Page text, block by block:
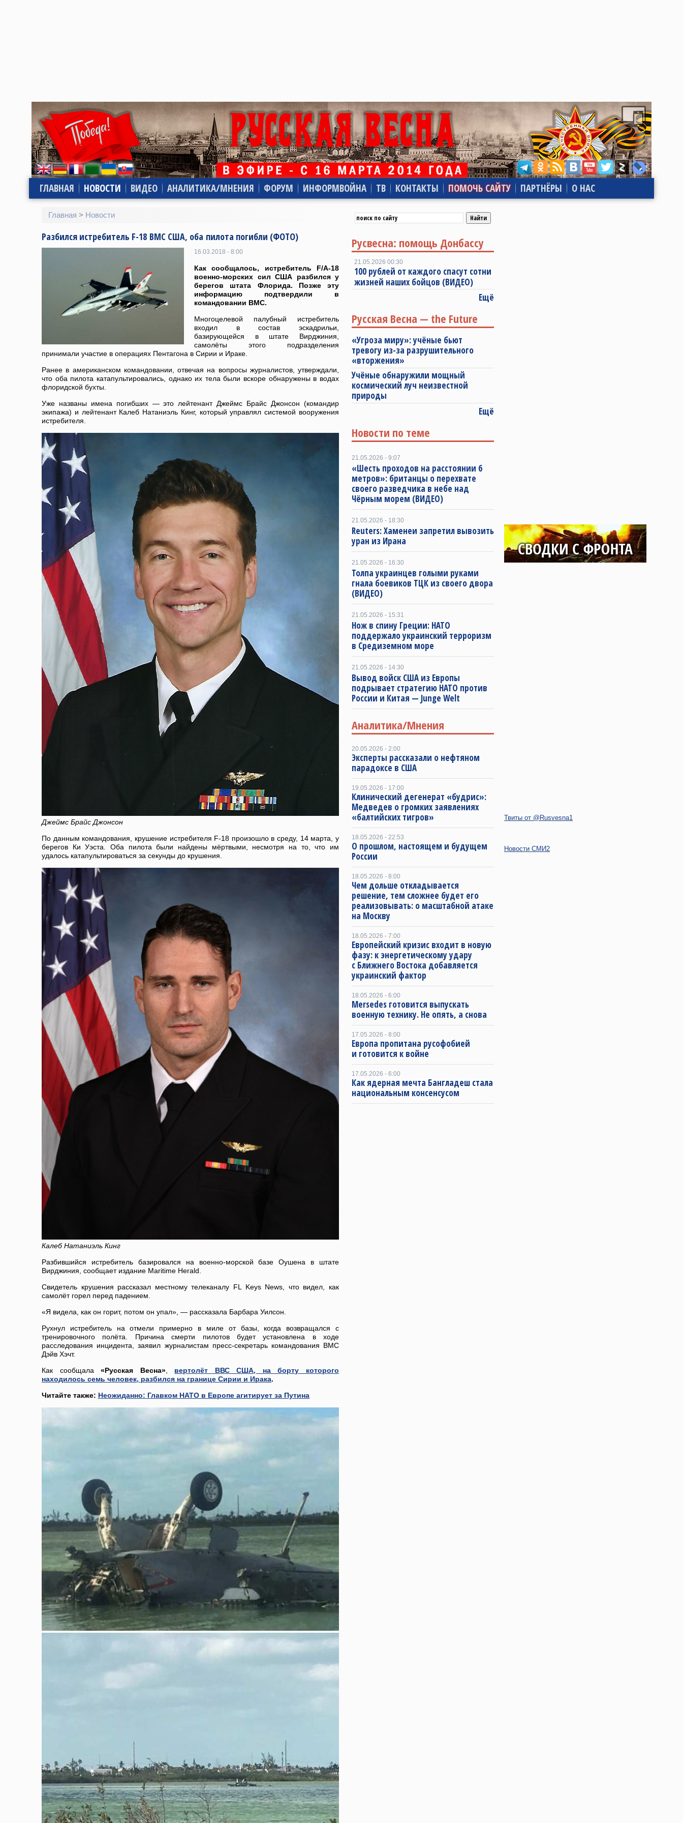
ГЛАВНАЯ НОВОСТИ ВИДЕО АНАЛИТИКА/МНЕНИЯ ФОРУМ ИНФОРМВОЙНА ТВ КОНТАКТЫ ПОМОЧЬ САЙТУ ПАРТНЁРЫ О НАС
Главная > Новости
Разбился истребитель F-18 ВМС США, оба пилота погибли (ФОТО)
16.03.2018 - 8:00
Как сообщалось, истребитель F/A-18
военно-морских сил США разбился у
берегов штата Флорида. Позже эту
информацию подтвердили в
командовании ВМС.
Многоцелевой палубный истребитель
входил в состав эскадрильи,
базирующейся в штате Вирджиния,
самолёты этого подразделения
принимали участие в операциях Пентагона в Сирии и Ираке.
Ранее в американском командовании, отвечая на вопросы журналистов, утверждали,
что оба пилота катапультировались, однако их тела были вскоре обнаружены в водах
флоридской бухты.
Уже названы имена погибших — это лейтенант Джеймс Брайс Джонсон (командир
экипажа) и лейтенант Калеб Натаниэль Кинг, который управлял системой вооружения
истребителя.
Джеймс Брайс Джонсон
По данным командования, крушение истребителя F-18 произошло в среду, 14 марта, у
берегов Ки Уэста. Оба пилота были найдены мёртвыми, несмотря на то, что им
удалось катапультироваться за секунды до крушения.
Калеб Натаниэль Кинг
Разбившийся истребитель базировался на военно-морской базе Оушена в штате
Вирджиния, сообщает издание Maritime Herald.
Свидетель крушения рассказал местному телеканалу FL Keys News, что видел, как
самолёт горел перед падением.
«Я видела, как он горит, потом он упал», — рассказала Барбара Уилсон.
Рухнул истребитель на отмели примерно в миле от базы, когда возвращался с
тренировочного полёта. Причина смерти пилотов будет установлена в ходе
расследования инцидента, заявил журналистам пресс-секретарь командования ВМС
Дэйв Хэчт.
Как сообщала«Русская Весна», вертолёт ВВС США, на борту которого
находилось семь человек, разбился на границе Сирии и Ирака.
Читайте также: Неожиданно: Главком НАТО в Европе агитирует за Путина
Русвесна: помощь Донбассу
21.05.2026 00:30
100 рублей от каждого спасут сотни
жизней наших бойцов (ВИДЕО)
Ещё
Русская Весна — the Future
«Угроза миру»: учёные бьют
тревогу из-за разрушительного
«вторжения»
Учёные обнаружили мощный
космический луч неизвестной
природы
Ещё
Новости по теме
21.05.2026 - 9:07
«Шесть проходов на расстоянии 6
метров»: британцы о перехвате
своего разведчика в небе над
Чёрным морем (ВИДЕО)
21.05.2026 - 18:30
Reuters: Хаменеи запретил вывозить
уран из Ирана
21.05.2026 - 16:30
Толпа украинцев голыми руками
гнала боевиков ТЦК из своего двора
(ВИДЕО)
21.05.2026 - 15:31
Нож в спину Греции: НАТО
поддержало украинский терроризм
в Средиземном море
21.05.2026 - 14:30
Вывод войск США из Европы
подрывает стратегию НАТО против
России и Китая — Junge Welt
Аналитика/Мнения
20.05.2026 - 2:00
Эксперты рассказали о нефтяном
парадоксе в США
19.05.2026 - 17:00
Клинический дегенерат «будрис»:
Медведев о громких заявлениях
«балтийских тигров»
18.05.2026 - 22:53
О прошлом, настоящем и будущем
России
18.05.2026 - 8:00
Чем дольше откладывается
решение, тем сложнее будет его
реализовывать: о масштабной атаке
на Москву
18.05.2026 - 7:00
Европейский кризис входит в новую
фазу: к энергетическому удару
с Ближнего Востока добавляется
украинский фактор
18.05.2026 - 6:00
Mersedes готовится выпускать
военную технику. Не опять, а снова
17.05.2026 - 8:00
Европа пропитана русофобией
и готовится к войне
17.05.2026 - 6:00
Как ядерная мечта Бангладеш стала
национальным консенсусом
Твиты от @Rusvesna1
Новости СМИ2